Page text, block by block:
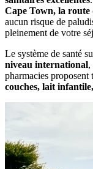
Cape Town, la
aucun risque de
pleinement de votre
Le système de santé
niveau international,
pharmacies proposent
couches, lait